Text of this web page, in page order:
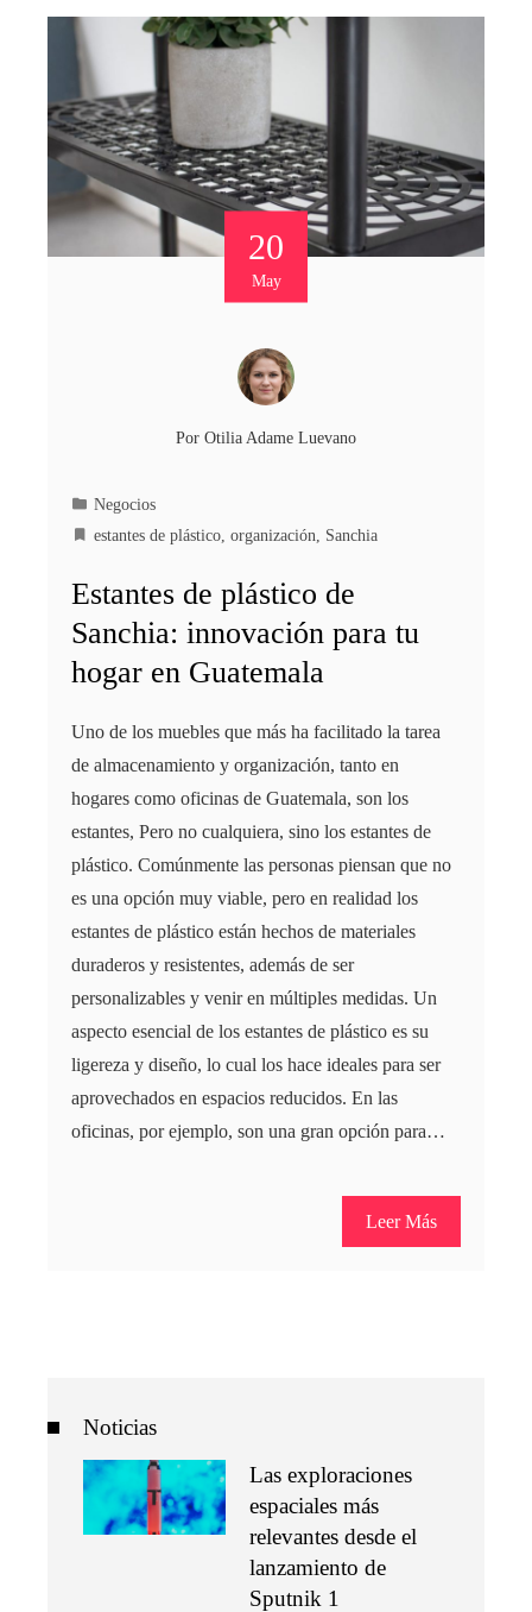
20
May
Por Otilia Adame Luevano
Negocios
estantes de plástico organización Sanchia
Estantes de plástico de
Sanchia: innovación para tu
hogar en Guatemala
Uno de los muebles que más ha facilitado la tarea
de almacenamiento y organización, tanto en
hogares como oficinas de Guatemala, son los
estantes, Pero no cualquiera, sino los estantes de
plástico. Comúnmente las personas piensan que no
es una opción muy viable, pero en realidad los
estantes de plástico están hechos de materiales
duraderos y resistentes, además de ser
personalizables y venir en múltiples medidas. Un
aspecto esencial de los estantes de plástico es su
ligereza y diseño, lo cual los hace ideales para ser
aprovechados en espacios reducidos. En las
oficinas, por ejemplo, son una gran opción para…
Leer Más
Noticias
Las exploraciones
espaciales más
relevantes desde el
lanzamiento de
Sputnik 1